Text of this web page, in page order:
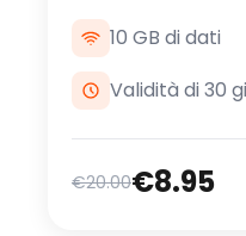
10 GB di dati
Validità di 30
€20.00€8.95